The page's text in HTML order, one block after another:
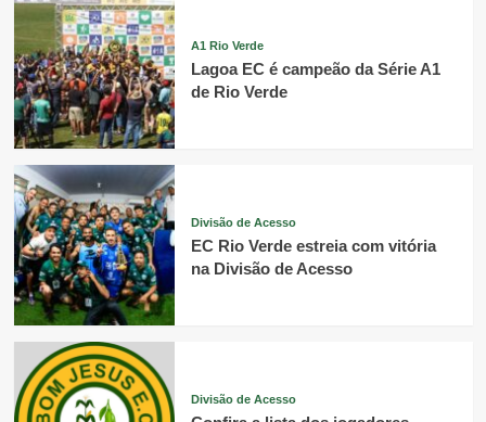
A1 Rio Verde
Lagoa EC é campeão da Série A1
de Rio Verde
Divisão de Acesso
EC Rio Verde estreia com vitória
na Divisão de Acesso
Divisão de Acesso